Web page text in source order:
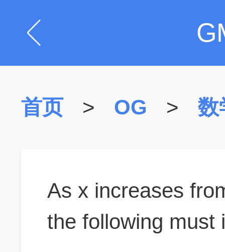
首页 > OG > 数
As x increases
the following must